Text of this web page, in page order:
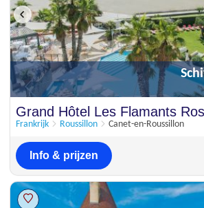
Grand Hôtel Les Flamants
Frankrijk Roussillon Canet-en-Roussillon
Info & prijzen